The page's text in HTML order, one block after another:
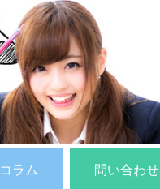
コラム 問い合わせ